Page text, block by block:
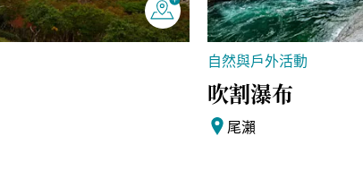
自然與戶外活動
吹割瀑布
尾瀨